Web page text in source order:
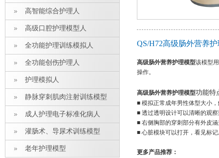
QS/H72高级肠外营养
高级肠外营养护理模型该模型
操作。
高级肠外营养护理模型功能特
■ 模拟正常成年男性体型大小
■ 透过透明设计可以清晰的观
■ 右侧胸部的穿刺部分有外皮
■ 心脏模块可以打开，看见标
更多产品推荐：
高智能综合护理人
高级口腔护理模型人
全功能护理训练模拟人
全功能创伤护理人
护理模拟人
静脉穿刺肌肉注射训练模型
成人护理电子标准化病人
灌肠术、导尿术训练模型
老年护理模型